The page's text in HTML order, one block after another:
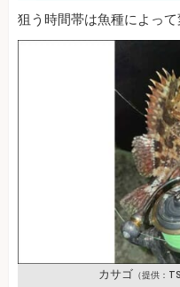
狙う時間帯は魚種によって
カサゴ （提供：